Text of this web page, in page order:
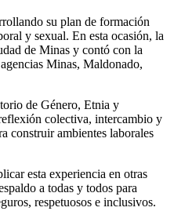
su plan de formación
y sexual. En esta ocasión, la
de Minas y contó con la
Minas, Maldonado,
de Género, Etnia y
colectiva, intercambio y
construir ambientes laborales
esta experiencia en otras
a todas y todos para
respetuosos e inclusivos.